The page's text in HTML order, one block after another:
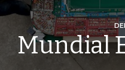
Mundial